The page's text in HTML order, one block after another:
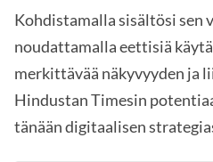
Kohdistamalla sisältösi sen
noudattamalla eettisiä
merkittävää näkyvyyden ja
Hindustan Timesin
tänään digitaalisen